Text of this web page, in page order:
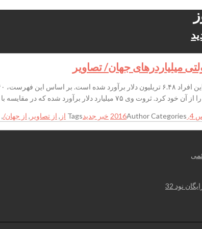
میلیاردرهای جهان/ تصاویر
دلار برآورد شده که در مقایسه با سال گذشته ۴.۲ میلیارد
AuthorCategories خبر جدیدTags از , از تصاویر , از جهان/,
نود 32